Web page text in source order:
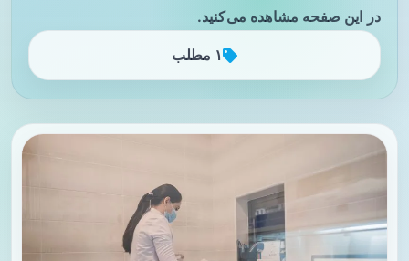
در این صفحه مشاهده می‌کنید.
۱ مطلب